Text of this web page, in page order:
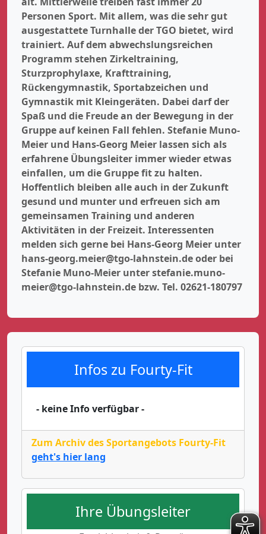
Personen Sport. Mit allem, was die sehr gut
ausgestattete Turnhalle der TGO bietet, wird
trainiert. Auf dem abwechslungsreichen
Programm stehen Zirkeltraining,
Sturzprophylaxe, Krafttraining,
Rückengymnastik, Sportabzeichen und
Gymnastik mit Kleingeräten. Dabei darf der
Spaß und die Freude an der Bewegung in der
Gruppe auf keinen Fall fehlen. Stefanie Muno-
Meier und Hans-Georg Meier lassen sich als
erfahrene Übungsleiter immer wieder etwas
einfallen, um die Gruppe fit zu halten.
Hoffentlich bleiben alle auch in der Zukunft
gesund und munter und erfreuen sich am
gemeinsamen Training und anderen
Aktivitäten in der Freizeit. Interessenten
melden sich gerne bei Hans-Georg Meier unter
hans-georg.meier@tgo-lahnstein.de oder bei
Stefanie Muno-Meier unter stefanie.muno-
meier@tgo-lahnstein.de bzw. Tel. 02621-180797
Infos zu Fourty-Fit
- keine Info verfügbar -
Zum Archiv des Sportangebots Fourty-Fit
geht's hier lang
Ihre Übungsleiter